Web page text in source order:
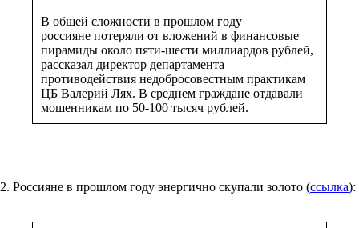
В общей сложности в прошлом году
россияне потеряли от вложений в финансовые
пирамиды около пяти-шести миллиардов рублей,
рассказал директор департамента
противодействия недобросовестным практикам
ЦБ Валерий Лях. В среднем граждане отдавали
мошенникам по 50-100 тысяч рублей.
2. Россияне в прошлом году энергично скупали золото (ссылка):